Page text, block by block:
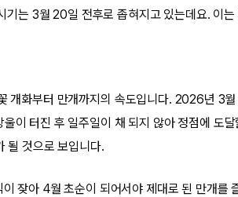
기는 3월 20일 전후로 좁혀지고 있는데요. 이
개화부터 만개까지의 속도입니다. 2026년 3
이 터진 후 일주일이 채 되지 않아 정점에 도
될 것으로 보입니다.
잦아 4월 초순이 되어서야 제대로 된 만개